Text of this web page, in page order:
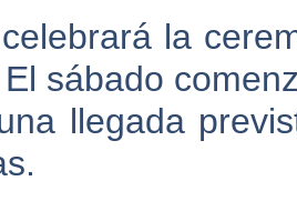
la
sábado
llegada